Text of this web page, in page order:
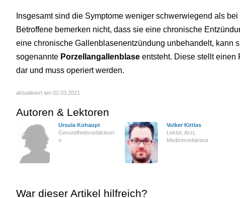
Insgesamt sind die Symptome weniger schwerwiegend als
Betroffene bemerken nicht, dass sie eine chronische
eine chronische Gallenblasenentzündung unbehandelt, kann
sogenannte Porzellangallenblase entsteht. Diese stellt einen
dar und muss operiert werden.
aktualisiert am 02.03.2021
Autoren & Lektoren
Ursula Kohaupt
Gesundheitsredakteuri
n
Volker Kittlas
Lektor, Arzt,
Medizinredakteur
War dieser Artikel hilfreich?